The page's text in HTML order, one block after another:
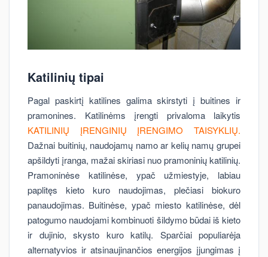
Katilinių tipai
Pagal paskirtį katilines galima skirstyti į buitines ir
pramonines. Katilinėms įrengti privaloma laikytis
KATILINIŲ ĮRENGINIŲ ĮRENGIMO TAISYKLIŲ.
Dažnai buitinių, naudojamų namo ar kelių namų grupei
apšildyti įranga, mažai skiriasi nuo pramoninių katilinių.
Pramoninėse katilinėse, ypač užmiestyje, labiau
paplitęs kieto kuro naudojimas, plečiasi biokuro
panaudojimas. Buitinėse, ypač miesto katilinėse, dėl
patogumo naudojami kombinuoti šildymo būdai iš kieto
ir dujinio, skysto kuro katilų. Sparčiai populiarėja
alternatyvios ir atsinaujinančios energijos įjungimas į